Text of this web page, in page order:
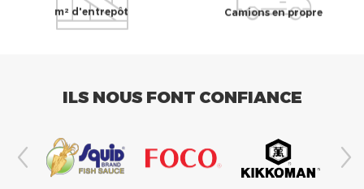
m² d'entrepôt Camions en propre
ILS NOUS FONT CONFIANCE